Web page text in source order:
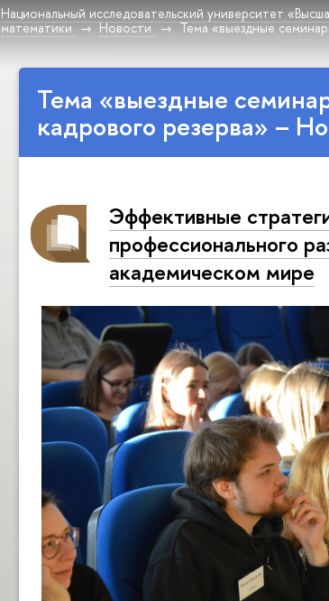
Национальный исследовательский университет
математики
Новости Тема «выездные
Тема «выездные
кадрового резерва» –
Эффективные
профессионального
академическом мире